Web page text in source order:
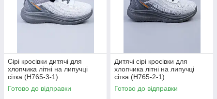
Сірі кросівки дитячі для
хлопчика літні на липучці
сітка (H765-3-1)
Готово до відправки
Дитячі сірі кросівки для
хлопчика літні на липучці
сітка (H765-2-1)
Готово до відправки